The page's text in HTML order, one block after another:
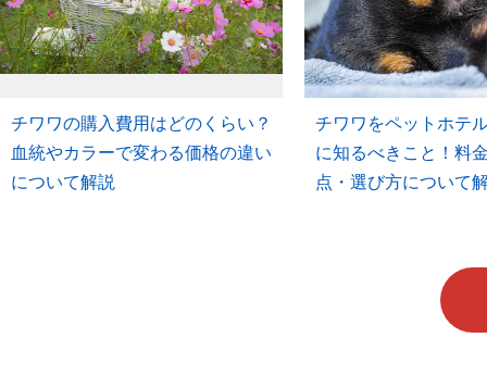
チワワの購入費用はどのくらい？
血統やカラーで変わる価格の違い
について解説
チワワをペットホテ
に知るべきこと！料
点・選び方について